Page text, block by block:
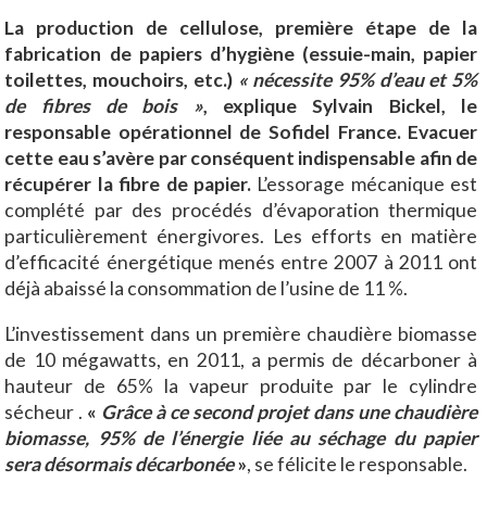
La production de cellulose, première étape de la
fabrication de papiers d’hygiène (essuie-main, papier
toilettes, mouchoirs, etc.) « nécessite 95% d’eau et 5%
de fibres de bois », explique Sylvain Bickel, le
responsable opérationnel de Sofidel France. Evacuer
cette eau s’avère par conséquent indispensable afin de
récupérer la fibre de papier.L’essorage mécanique est
complété par des procédés d’évaporation thermique
particulièrement énergivores. Les efforts en matière
d’efficacité énergétique menés entre 2007 à 2011 ont
déjà abaissé la consommation de l’usine de 11 %.
L’investissement dans un première chaudière biomasse
de 10 mégawatts, en 2011, a permis de décarboner à
hauteur de 65% la vapeur produite par le cylindre
sécheur . « Grâce à ce second projet dans une chaudière
biomasse, 95% de l’énergie liée au séchage du papier
sera désormais décarbonée», se félicite le responsable.